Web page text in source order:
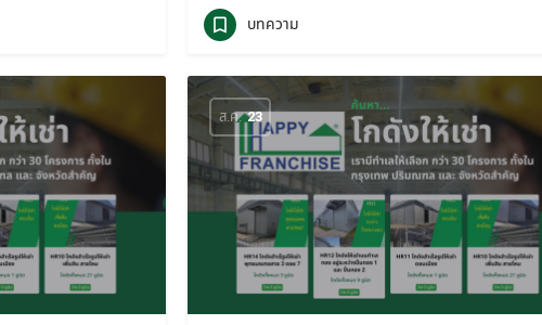
บทความ
ส.ค. 23